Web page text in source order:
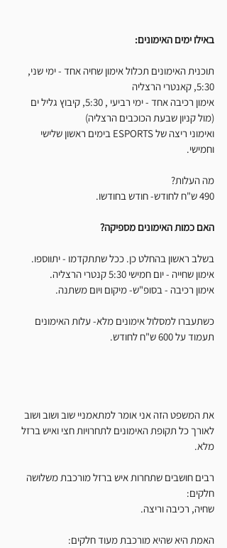
באילו ימים האימונים:
תוכנית האימונים תכלול אימון שחיה אחד - ימי שני,
5:30, קאנטרי הרצליה
אימון רכיבה אחד - ימי רביעי , 5:30, קיבוץ גליל ים
(מול קניון שבעת הכוכבים הרצליה)
ואימוני ריצה של ESPORTS בימים ראשון שלישי
וחמישי.
מה העלות?
490 ש"ח לחודש- חודש בחודשו.
האם כמות האימונים מספיקה?
בשלב ראשון בהחלט כן. ככל שתתקדמו - יתווספו.
אימון שחייה - יום חמישי 5:30 קנטרי הרצליה.
אימון רכיבה - בסופ"ש- מיקום ויום משתנה.
כשתעברו למסלול אימונים מלא- עלות האימונים
תעמוד על 600 ש"ח לחודש.
את המשפט הזה אני אומר למתאמניי שוב ושוב ושוב
לאורך כל תקופת האימונים לתחרויות חצי ואיש ברזל
מלא.
רבים חושבים שתחרות איש ברזל מורכבת משלושה
חלקים:
שחיה, רכיבה וריצה.
האמת היא שהיא מורכבת מעוד חלקים: